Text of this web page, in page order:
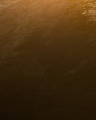
sont
mondial ivre
peu osent